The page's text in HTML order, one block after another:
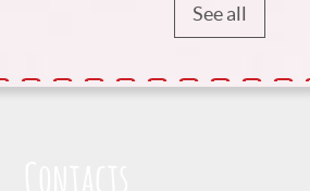
See all